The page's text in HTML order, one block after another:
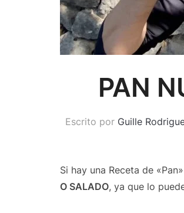
PAN
Escrito por Guille
Si hay una Receta de
O SALADO, ya que lo